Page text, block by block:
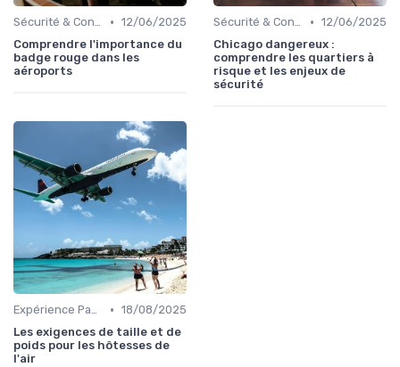
Sécurité & Conformité • 12/06/2025
Comprendre l'importance du
badge rouge dans les
aéroports
Sécurité & Conformité • 12/06/2025
Chicago dangereux :
comprendre les quartiers à
risque et les enjeux de
sécurité
Expérience Passager • 18/08/2025
Les exigences de taille et de
poids pour les hôtesses de
l'air